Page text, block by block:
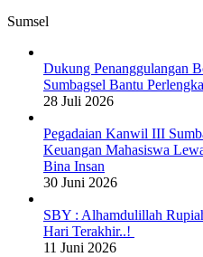
Sumsel
Dukung Penanggulangan
Sumbagsel Bantu
28 Juli 2026
Pegadaian Kanwil III
Keuangan Mahasiswa
Bina Insan
30 Juni 2026
SBY : Alhamdulillah
Hari Terakhir..!
11 Juni 2026